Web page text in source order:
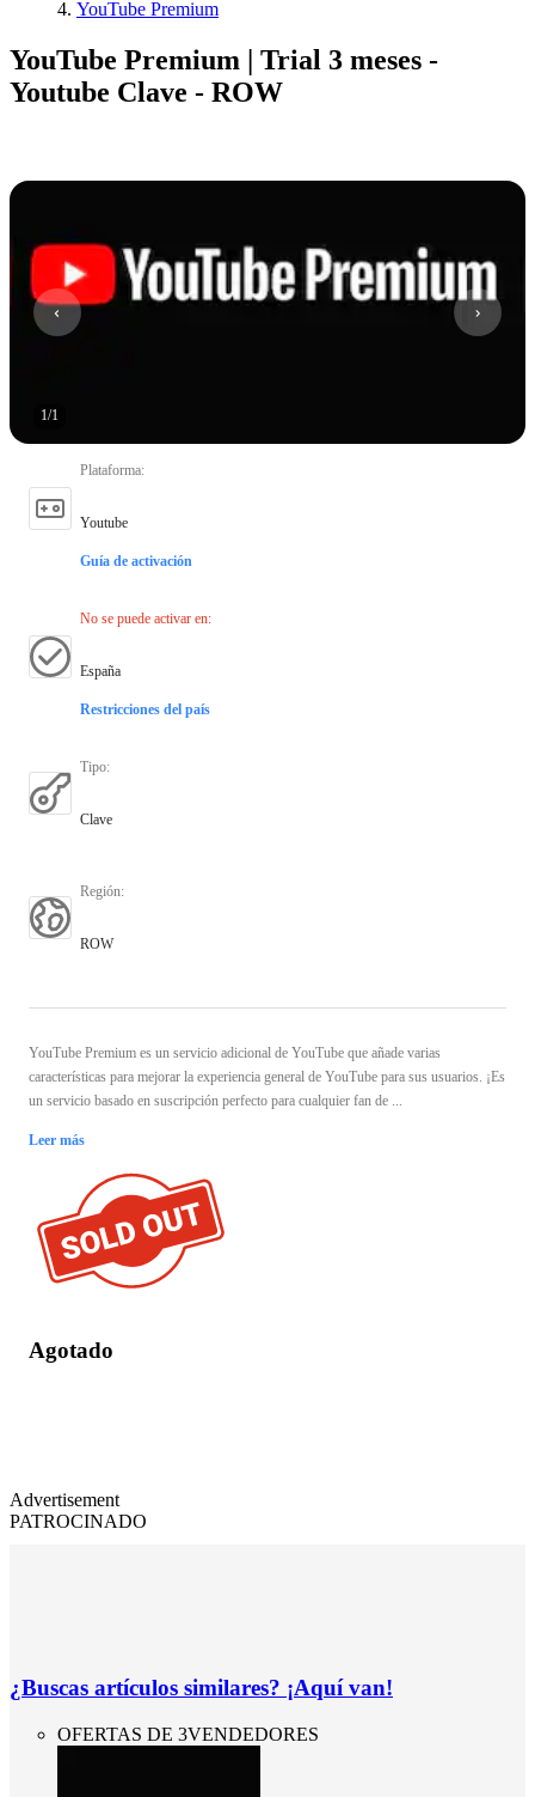
YouTube Premium
YouTube Premium | Trial 3 meses -
Youtube Clave - ROW
1/1
Plataforma:
Youtube
Guía de activación
No se puede activar en:
España
Restricciones del país
Tipo:
Clave
Región:
ROW
YouTube Premium es un servicio adicional de YouTube que añade varias
características para mejorar la experiencia general de YouTube para sus usuarios. ¡Es
un servicio basado en suscripción perfecto para cualquier fan de ...
Leer más
Agotado
Advertisement
PATROCINADO
¿Buscas artículos similares? ¡Aquí van!
OFERTAS DE 3VENDEDORES